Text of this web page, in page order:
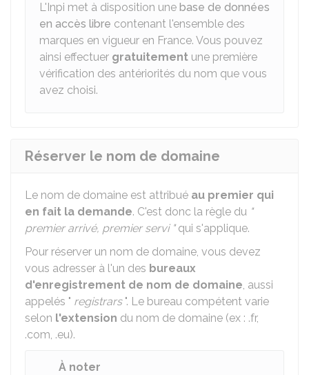
L'Inpi met à disposition une base de données
en accès libre contenant l'ensemble des
marques en vigueur en France. Vous pouvez
ainsi effectuer gratuitement une première
vérification des antériorités du nom que vous
avez choisi.
Réserver le nom de domaine
Le nom de domaine est attribué au premier qui
en fait la demande. C'est donc la règle du "
premier arrivé, premier servi "qui s'applique.
Pour réserver un nom de domaine, vous devez
vous adresser à l'un des bureaux
d'enregistrement de nom de domaine, aussi
appelés " registrars". Le bureau compétent varie
selon l'extension du nom de domaine (ex : .fr,
.com, .eu).
À noter